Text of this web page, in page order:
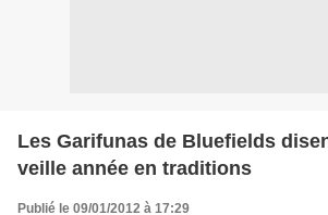
Les Garifunas de Bluefields
veille année en traditions
Publié le 09/01/2012 à 17:29